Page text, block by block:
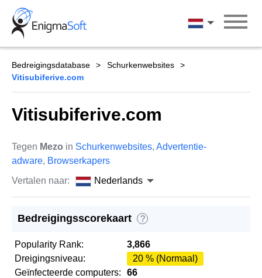
Skip
content
Nederlands
Bedreigingsdatabase
Schurkenwebsites
Vitisubiferive.com
Vitisubiferive.com
Tegen Mezo in Schurkenwebsites, Advertentie-
adware, Browserkapers
Vertalen naar:
Nederlands
Bedreigingsscorekaart ?
Popularity Rank:
3,866
Dreigingsniveau:
20 % (Normaal)
Geïnfecteerde computers:
66